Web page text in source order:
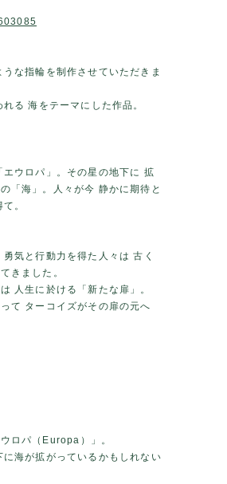
な指輪を制作させていただきま
る 海をテーマにした作品。
ウロパ」。その星の地下に 拡
「海」。人々が今 静かに期待と
。
気と行動力を得た人々は 古く
きました。
人生に於ける「新たな扉」。
て ターコイズがその扉の元へ
ロパ（Europa）」。
海が拡がっているかもしれない